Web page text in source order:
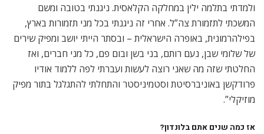
ולמדתי בתלמה ילין במחלקה הקלאסית. ניגנתי בטובה ומשם
המשכתי לתזמורת צה”ל. אחרי זה ניגנתי בכל מני תזמורות בארץ,
בפילהרמונית, באופרה הישראלית – ובסתר הייתי יושב ומפיק שירים
של שלומי שבן, נעם רותם, בני בשן ובום פם, כל מני חברים, ואז
החלטתי שזה מה שאני רוצה לעשות ועברתי לפה ללמוד אודיו
פרודקשן באוניברסיטת וסטמיניסטר והתחלתי להתגלגל בתור מפיק
מוזיקלי”.
אז כמה שנים אתם בלונדון?